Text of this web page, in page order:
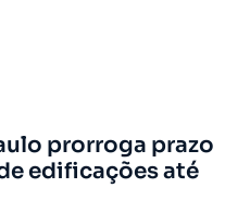
prorroga prazo
edificações até